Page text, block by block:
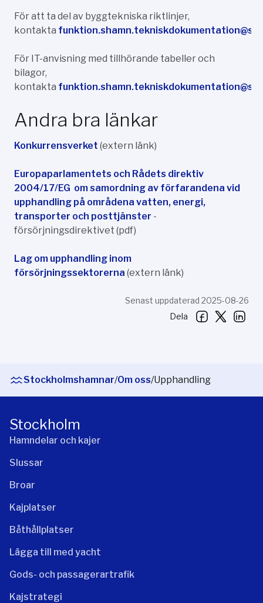
För att ta del av byggtekniska riktlinjer,
kontakta
För IT-anvisning med tillhörande tabeller och
bilagor,
kontakta
Andra bra länkar
Konkurrensverket (extern länk)
Europaparlamentets och Rådets direktiv
2004/17/EG om samordning av förfarandena vid
upphandling på områdena vatten, energi,
transporter och posttjänster -
försörjningsdirektivet (pdf)
Lag om upphandling inom
försörjningssektorerna (extern länk)
Senast uppdaterad 2025-08-26
Dela
Stockholmshamnar/Om oss/Upphandling
Stockholm
Hamndelar och kajer
Slussar
Broar
Kajplatser
Båthållplatser
Lägga till med yacht
Gods- och passagerartrafik
Kajstrategi